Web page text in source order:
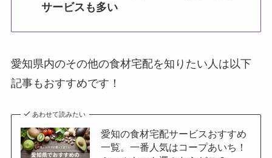
サービスも多い
愛知県内のその他の食材宅配を知りたい人は以下
記事もおすすめです！
あわせて読みたい
愛知の食材宅配サービスおすすめ
一覧。一番人気はコープあいち！